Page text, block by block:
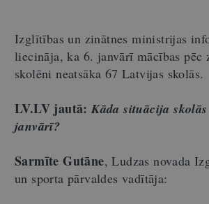
Izglītības un zinātnes ministrijas
liecināja, ka 6. janvārī mācības pēc
skolēni neatsāka 67 Latvijas skolās.
LV.LV jautā:Kāda situācija
janvārī?
Sarmīte Gutāne, Ludzas novada
un sporta pārvaldes vadītāja: